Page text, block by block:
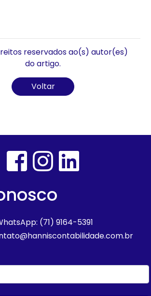
reservados ao(s) autor(es)
do artigo.
Voltar
(71) 9164-5391